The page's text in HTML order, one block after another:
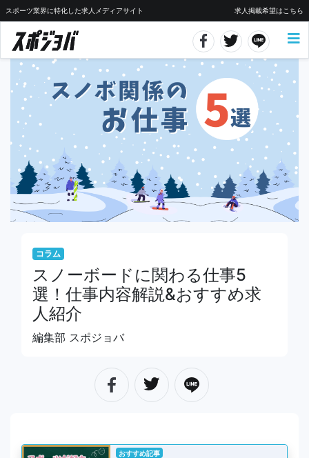
スポーツ業界に特化した求人メディアサイト 求人掲載希望はこちら
コラム
スノーボードに関わる仕事5
選！仕事内容解説&おすすめ求
人紹介
編集部 スポジョバ
おすすめ記事